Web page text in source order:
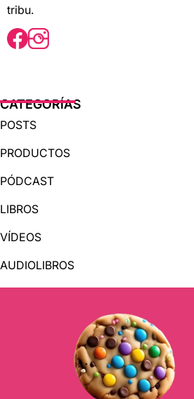
tribu.
CATEGORÍAS
POSTS
PRODUCTOS
PÓDCAST
LIBROS
VÍDEOS
AUDIOLIBROS
OTRAS PÁGINAS
QUIÉNES SOMOS